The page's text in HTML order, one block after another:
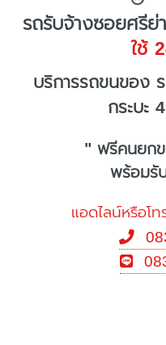
รถรับจ้างซอยศรี
ใช้
บริการรถขนของ
กระบะ
" ฟรีคนยก
พร้อมรั
แอดไลน์หรือโ